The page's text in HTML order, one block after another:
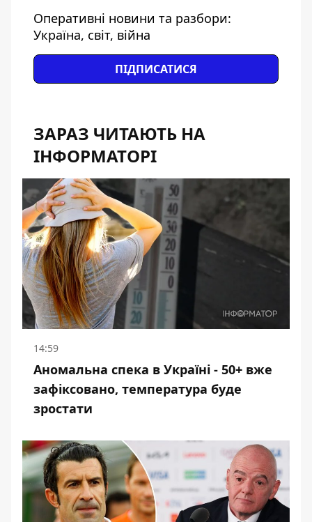
Оперативні новини та разбори:
Україна, світ, війна
ПІДПИСАТИСЯ
ЗАРАЗ ЧИТАЮТЬ НА
ІНФОРМАТОРІ
14:59
Аномальна спека в Україні - 50+ вже
зафіксовано, температура буде
зростати